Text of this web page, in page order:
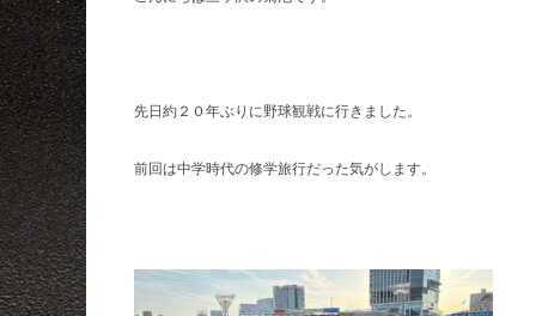
先日約２０年ぶりに野球観戦に行きました。
前回は中学時代の修学旅行だった気がします。